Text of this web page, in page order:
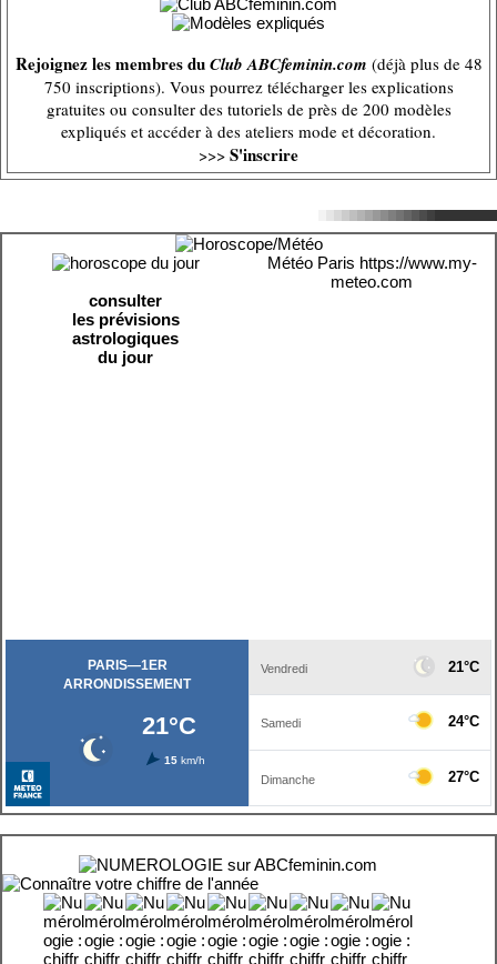
Rejoignez les membres duClub ABCfeminin.com (déjà plus de 48
750 inscriptions). Vous pourrez télécharger les explications
gratuites ou consulter des tutoriels de près de 200 modèles
expliqués et accéder à des ateliers mode et décoration.
>>> S'inscrire
consulter
les prévisions
astrologiques
du jour
Météo Paris https://www.my-
meteo.com